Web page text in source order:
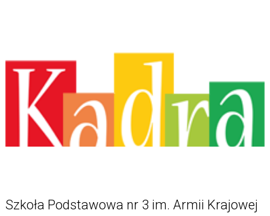
Szkoła Podstawowa nr 3 im. Armii Krajowej